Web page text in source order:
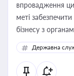
впровадження
меті
бізнесу з
Державна